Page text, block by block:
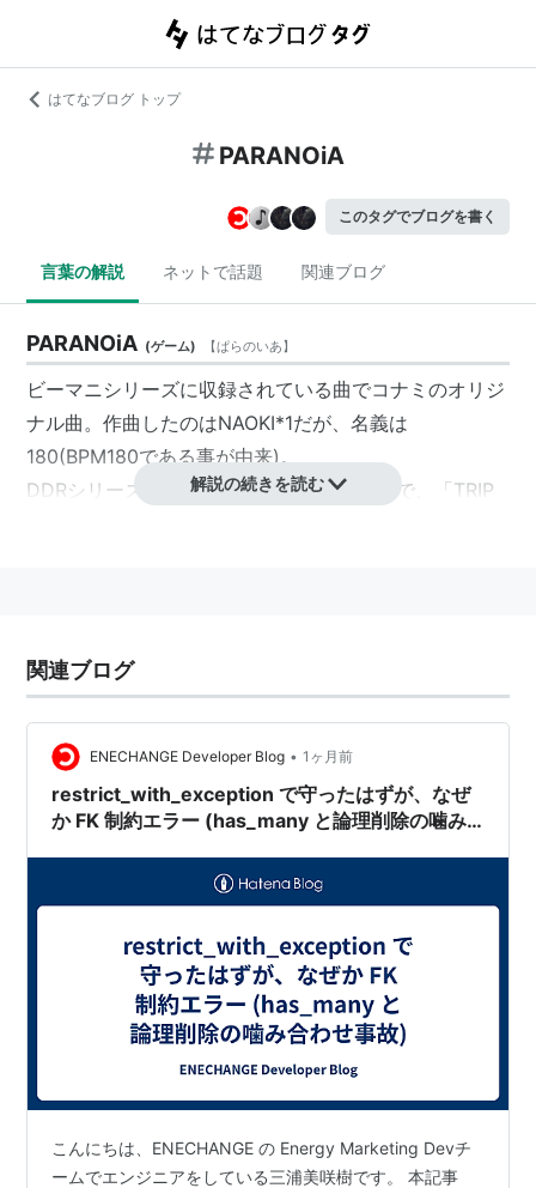
はてなブログ トップ
PARANOiA
このタグでブログを書く
言葉の解説 ネットで話題 関連ブログ
PARANOiA (ゲーム) 【ぱらのいあ】
ビーマニシリーズに収録されている曲でコナミのオリジ
ナル曲。作曲したのはNAOKI*1だが、名義は
180(BPM180である事が由来)。
DDRシリーズではMAXシリーズに変わるまで、「TRIP
は特に存在しないのが特徴。
ト名義
曲
PARANOiA
2MB
2MB(浅
PS版Dance Dance
Revolution
190 NAOKI
Dance Dance
Revolution 2ndMIX
Rebirth
Revolution 3rdMIX
PARANOiA
EVOLUTION
200 NAOKI
Dance Dance
Revolution Solo BASS
解説の続きを読む
関連ブログ
ENECHANGE Developer Blog • 1ヶ月前
restrict_with_exception で守ったはずが、なぜ
か FK 制約エラー (has_many と論理削除の噛み
こんにちは、ENECHANGE の Energy Marketing Devチ
ームでエンジニアをしている三浦美咲樹です。 本記事